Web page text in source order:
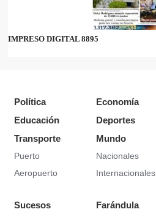
IMPRESO DIGITAL 8895
Política Economía
Educación
Deportes
Transporte
Puerto
Aeropuerto
Mundo
Nacionales
Internacionales
Sucesos Farándula